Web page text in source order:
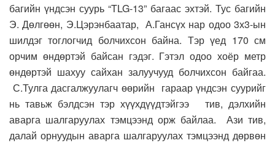
багийн үндсэн суурь “TLG-13” багаас эхтэй. Тус багийн
Э. Дөлгөөн, Э.Цэрэнбаатар, А.Гансүх нар одоо 3х3-ын
шилдэг тоглогчид болчихсон байна. Тэр үед 170 см
орчим өндөртэй байсан гэдэг. Гэтэл одоо хоёр метр
өндөртэй шахуу сайхан залуучууд болчихсон байгаа.
С.Тулга дасгалжуулагч өөрийн гараар үндсэн суурийг
нь тавьж бэлдсэн тэр хүүхдүүдтэйгээ тив, дэлхийн
аварга шалгаруулах тэмцээнд орж байлаа. Ази тив,
далай орнуудын аварга шалгаруулах тэмцээнд дөрвөн